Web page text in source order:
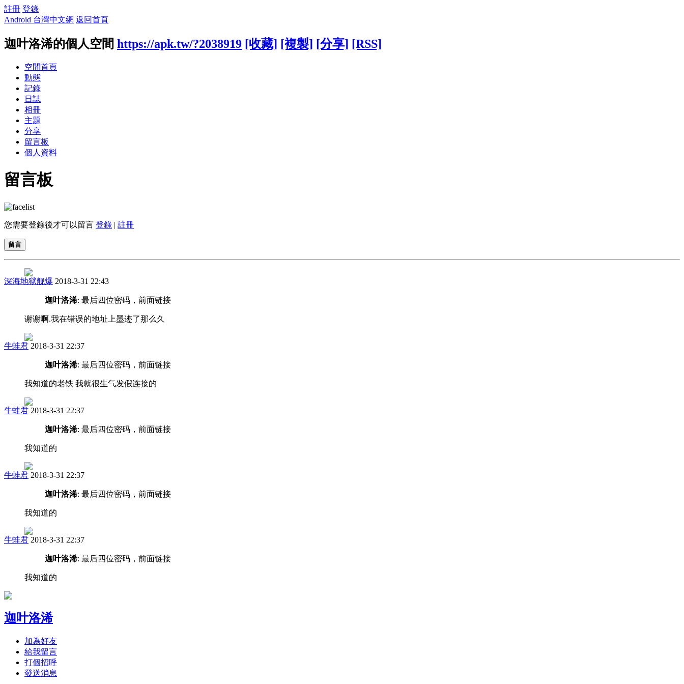
註冊 登錄
Android 台灣中文網 返回首頁
迦叶洛浠的個人空間 https://apk.tw/?2038919 [收藏] [複製] [分享] [RSS]
空間首頁
動態
記錄
日誌
相冊
主題
分享
留言板
個人資料
留言板
您需要登錄後才可以留言 登錄 | 註冊
留言
深海地狱舰爆 2018-3-31 22:43
迦叶洛浠: 最后四位密码，前面链接
谢谢啊.我在错误的地址上墨迹了那么久
牛蛙君 2018-3-31 22:37
迦叶洛浠: 最后四位密码，前面链接
我知道的老铁 我就很生气发假连接的
牛蛙君 2018-3-31 22:37
迦叶洛浠: 最后四位密码，前面链接
我知道的
牛蛙君 2018-3-31 22:37
迦叶洛浠: 最后四位密码，前面链接
我知道的
牛蛙君 2018-3-31 22:37
迦叶洛浠: 最后四位密码，前面链接
我知道的
迦叶洛浠
加為好友
給我留言
打個招呼
發送消息